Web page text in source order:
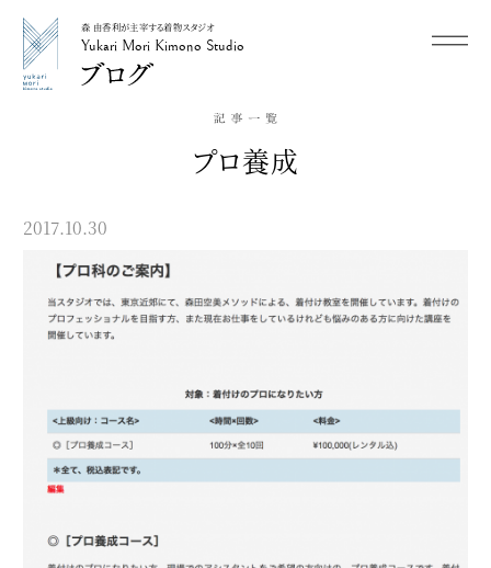
Yukari Mori Kimono Studio
森 由香利が主宰する着物スタジオ
Yukari Mori Kimono Studio メニュー
プロ養成
2017.10.30